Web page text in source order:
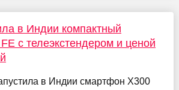
в Индии компактный
с телеэкстендером и ценой
в Индии смартфон X300